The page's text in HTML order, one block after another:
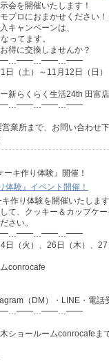
会を開催いたします！
プロにおまかせください！
キャンペーンは、
ってます。
得に交換しませんか？
（土）～11月12日（日）
新らくらく生活24th 田富店
業所まで、お問い合わせ下
ーキ作り体験』開催！
体験』イベント開催！
作り体験を開催いたします
て、クッキー＆カップケー
さい。
（火）、26日（木）、27
conrocafe
（DM）・LINE・電話
ショールームconrocafeま